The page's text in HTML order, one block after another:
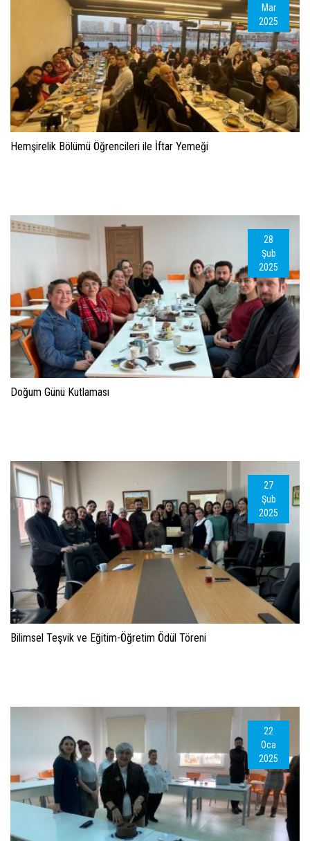
Mar
2025
Hemşirelik Bölümü Öğrencileri ile İftar Yemeği
28
Şub
2025
Doğum Günü Kutlaması
27
Şub
2025
Bilimsel Teşvik ve Eğitim-Öğretim Ödül Töreni
22
Oca
2025